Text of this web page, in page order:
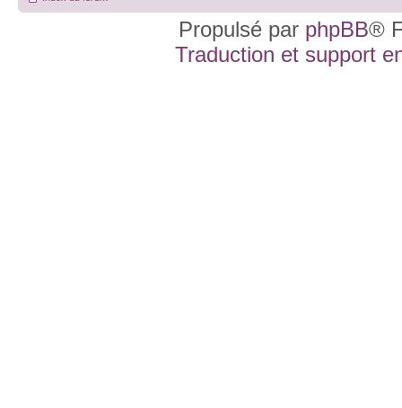
Propulsé par phpBB®
Traduction et support